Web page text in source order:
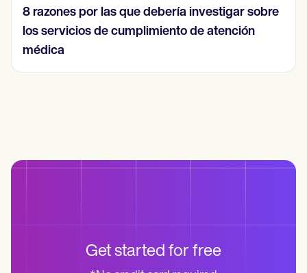
8 razones por las que debería investigar sobre
los servicios de cumplimiento de atención
médica
Get started for free